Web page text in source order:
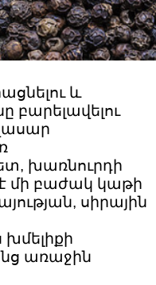
և
բարելավելու
խառնուրդի
է մի բաժակ կաթի
սիրային
խմելիքի
առաջին